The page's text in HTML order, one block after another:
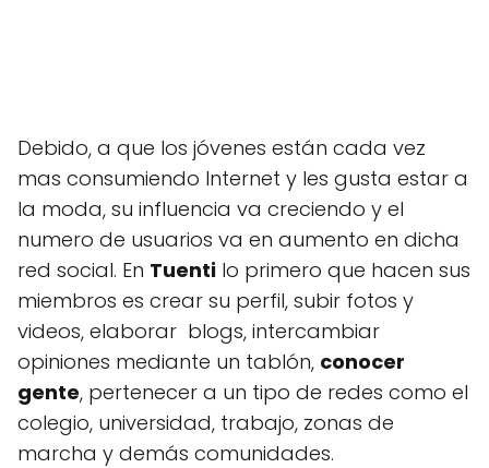
Debido, a que los jóvenes están cada vez
mas consumiendo Internet y les gusta estar a
la moda, su influencia va creciendo y el
numero de usuarios va en aumento en dicha
red social. En Tuenti lo primero que hacen sus
miembros es crear su perfil, subir fotos y
videos, elaborar blogs, intercambiar
opiniones mediante un tablón, conocer
gente, pertenecer a un tipo de redes como el
colegio, universidad, trabajo, zonas de
marcha y demás comunidades.